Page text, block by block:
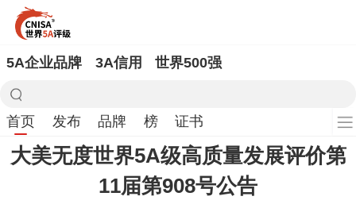
5A企业品牌 3A信用 世界500强
首页 发布 品牌 榜 证书
大美无度世界5A级高质量发展评价第
11届第908号公告